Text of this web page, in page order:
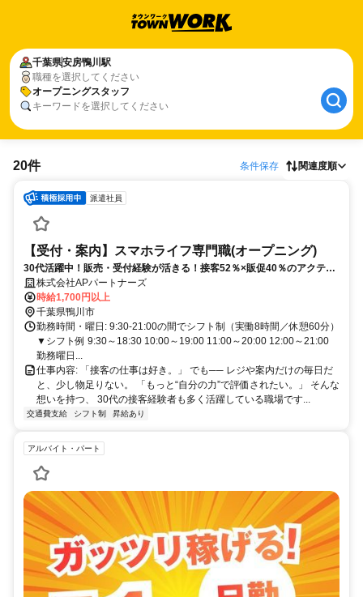
千葉県安房鴨川駅
職種を選択してください
オープニングスタッフ
キーワードを選択してください
20件 条件保存 関連度順
派遣社員
【受付・案内】スマホライフ専門職(オープニング)
30代活躍中！販売・受付経験が活きる！接客52％×販促40％のアクティ
ブな店舗ワーク✅月収32万円も可✨
株式会社APパートナーズ
時給1,700円以上
千葉県鴨川市
勤務時間・曜日: 9:30-21:00の間でシフト制（実働8時間／休憩60分）
▼シフト例 9:30～18:30 10:00～19:00 11:00～20:00 12:00～21:00
勤務曜日...
仕事内容: 「接客の仕事は好き。」 でも── レジや案内だけの毎日だ
と、少し物足りない。 「もっと“自分の力”で評価されたい。」 そんな
想いを持つ、 30代の接客経験者も多く活躍している職場です...
交通費支給 シフト制 昇給あり
アルバイト・パート